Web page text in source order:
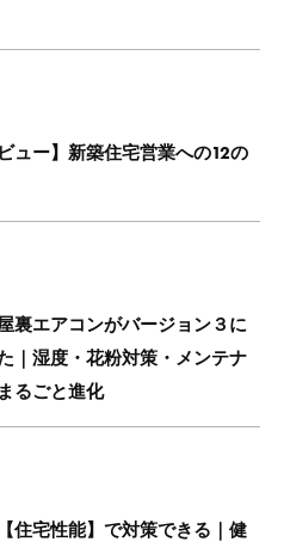
ュー】新築住宅営業への12の
裏エアコンがバージョン３に
｜湿度・花粉対策・メンテナ
るごと進化
住宅性能】で対策できる｜健